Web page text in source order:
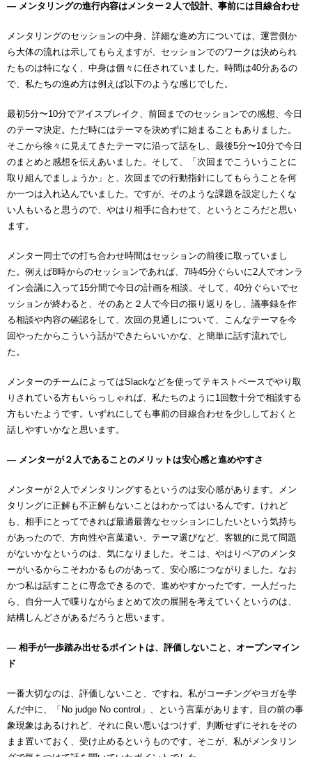
― メンタリングの進行内容はメンター２人で設計、事前には目線合わせ
メンタリングのセッションの中身、詳細な進め方については、運営側か
ら大体の流れは示してもらえますが、セッションでのワークは決められ
たものは特になく、中身は個々に任されていました。時間は40分あるの
で、私たちの進め方は例えば以下のような感じでした。
最初5分〜10分でアイスブレイク、前回までのセッションでの感想、今日
のテーマ決定。ただ時にはテーマを決めずに始まることもありました。
そこから徐々に見えてきたテーマに沿って話をし、最後5分〜10分で今日
のまとめと感想を伝えあいました。そして、「次回までこういうことに
取り組んでましょうか」と、次回までの行動指針にしてもらうことを何
か一つは入れ込んでいました。ですが、そのような課題を設定したくな
い人もいると思うので、やはり相手に合わせて、というところだと思い
ます。
メンター同士での打ち合わせ時間はセッションの前後に取っていまし
た。例えば8時からのセッションであれば、7時45分ぐらいに2人でオンラ
イン会議に入って15分間で今日の計画を相談。そして、40分ぐらいでセ
ッションが終わると、そのあと２人で今日の振り返りをし、議事録を作
る相談や内容の確認をして、次回の見通しについて、こんなテーマを今
回やったからこういう話ができたらいいかな、と簡単に話す流れでし
た。
メンターのチームによってはSlackなどを使ってテキストベースでやり取
りされている方もいらっしゃれば、私たちのように1回数十分で相談する
方もいたようです。いずれにしても事前の目線合わせを少ししておくと
話しやすいかなと思います。
― メンターが２人であることのメリットは安心感と進めやすさ
メンターが２人でメンタリングするというのは安心感があります。メン
タリングに正解も不正解もないことはわかってはいるんです。けれど
も、相手にとってできれば最適最善なセッションにしたいという気持ち
があったので、方向性や言葉遣い、テーマ選びなど、客観的に見て問題
がないかなというのは、気になりました。そこは、やはりペアのメンタ
ーがいるからこそわかるものがあって、安心感につながりました。なお
かつ私は話すことに専念できるので、進めやすかったです。一人だった
ら、自分一人で喋りながらまとめて次の展開を考えていくというのは、
結構しんどさがあるだろうと思います。
― 相手が一歩踏み出せるポイントは、評価しないこと、オープンマイン
ド
一番大切なのは、評価しないこと、ですね。私がコーチングやヨガを学
んだ中に、「No judge No control」、という言葉があります。目の前の事
象現象はあるけれど、それに良い悪いはつけず、判断せずにそれをその
まま置いておく、受け止めるというものです。そこが、私がメンタリン